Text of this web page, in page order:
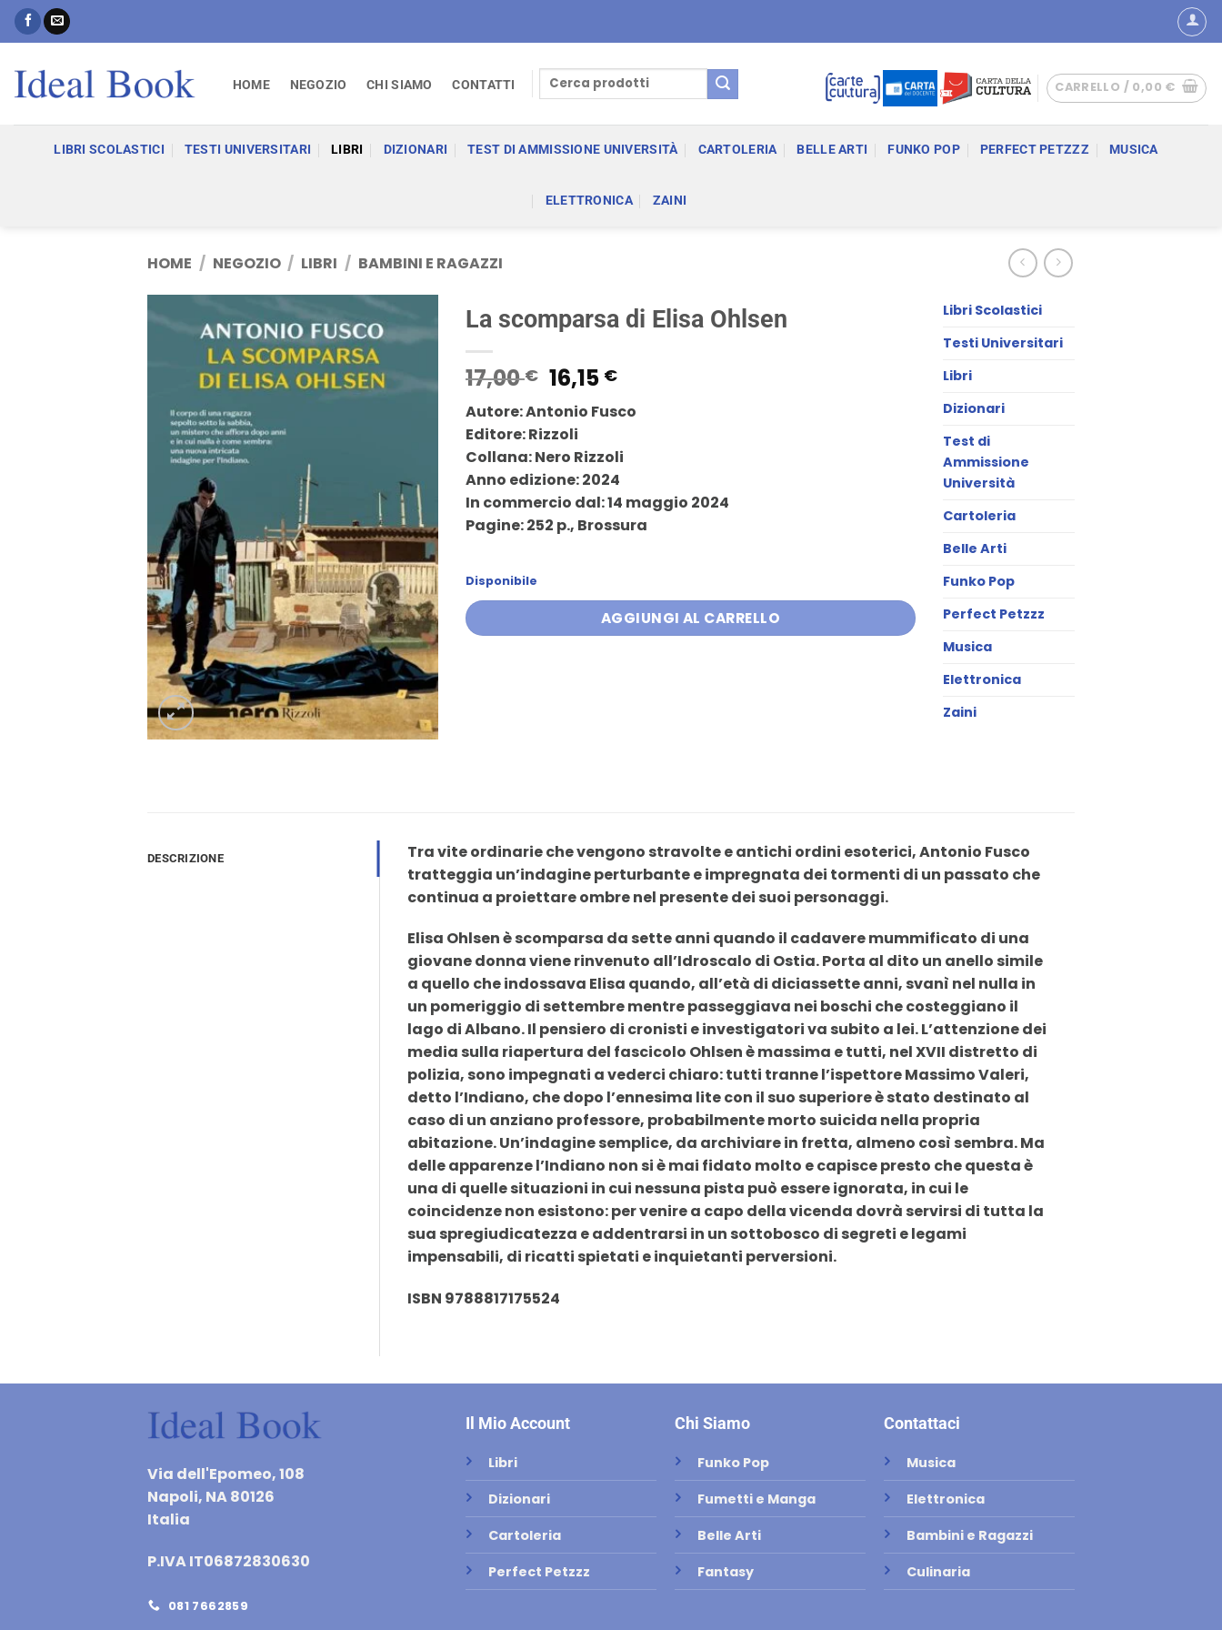
Salta
HOME NEGOZIO CHI SIAMO CONTATTI
Cerca:
CARRELLO / 0,00 €
LIBRI SCOLASTICI TESTI UNIVERSITARI LIBRI DIZIONARI TEST DI AMMISSIONE UNIVERSITÀ CARTOLERIA BELLE ARTI FUNKO POP PERFECT PETZZZ MUSICA
ELETTRONICA ZAINI
HOME / NEGOZIO / LIBRI / BAMBINI E RAGAZZI
La scomparsa di Elisa Ohlsen
17,00€ Il
prezzo
originale
era:
17,00 €.
16,15 €Il
attuale
è:
16,15 €.
Autore: Antonio Fusco
Editore: Rizzoli
Collana: Nero Rizzoli
Anno edizione: 2024
In commercio dal: 14 maggio 2024
Pagine: 252 p., Brossura
Disponibile
AGGIUNGI AL CARRELLO
Libri Scolastici
Testi Universitari
Libri
Dizionari
Test di
Ammissione
Università
Cartoleria
Belle Arti
Funko Pop
Perfect Petzzz
Musica
Elettronica
Zaini
DESCRIZIONE
Tra vite ordinarie che vengono stravolte e antichi ordini esoterici, Antonio Fusco
tratteggia un’indagine perturbante e impregnata dei tormenti di un passato che
continua a proiettare ombre nel presente dei suoi personaggi.
Elisa Ohlsen è scomparsa da sette anni quando il cadavere mummificato di una
giovane donna viene rinvenuto all’Idroscalo di Ostia. Porta al dito un anello simile
a quello che indossava Elisa quando, all’età di diciassette anni, svanì nel nulla in
un pomeriggio di settembre mentre passeggiava nei boschi che costeggiano il
lago di Albano. Il pensiero di cronisti e investigatori va subito a lei. L’attenzione dei
media sulla riapertura del fascicolo Ohlsen è massima e tutti, nel XVII distretto di
polizia, sono impegnati a vederci chiaro: tutti tranne l’ispettore Massimo Valeri,
detto l’Indiano, che dopo l’ennesima lite con il suo superiore è stato destinato al
caso di un anziano professore, probabilmente morto suicida nella propria
abitazione. Un’indagine semplice, da archiviare in fretta, almeno così sembra. Ma
delle apparenze l’Indiano non si è mai fidato molto e capisce presto che questa è
una di quelle situazioni in cui nessuna pista può essere ignorata, in cui le
coincidenze non esistono: per venire a capo della vicenda dovrà servirsi di tutta la
sua spregiudicatezza e addentrarsi in un sottobosco di segreti e legami
impensabili, di ricatti spietati e inquietanti perversioni.
ISBN 9788817175524
Via dell'Epomeo, 108
Napoli, NA 80126
Italia
P.IVA IT06872830630
081 7662859
Il Mio Account
Libri
Dizionari
Cartoleria
Perfect Petzzz
Chi Siamo
Funko Pop
Fumetti e Manga
Belle Arti
Fantasy
Contattaci
Musica
Elettronica
Bambini e Ragazzi
Culinaria